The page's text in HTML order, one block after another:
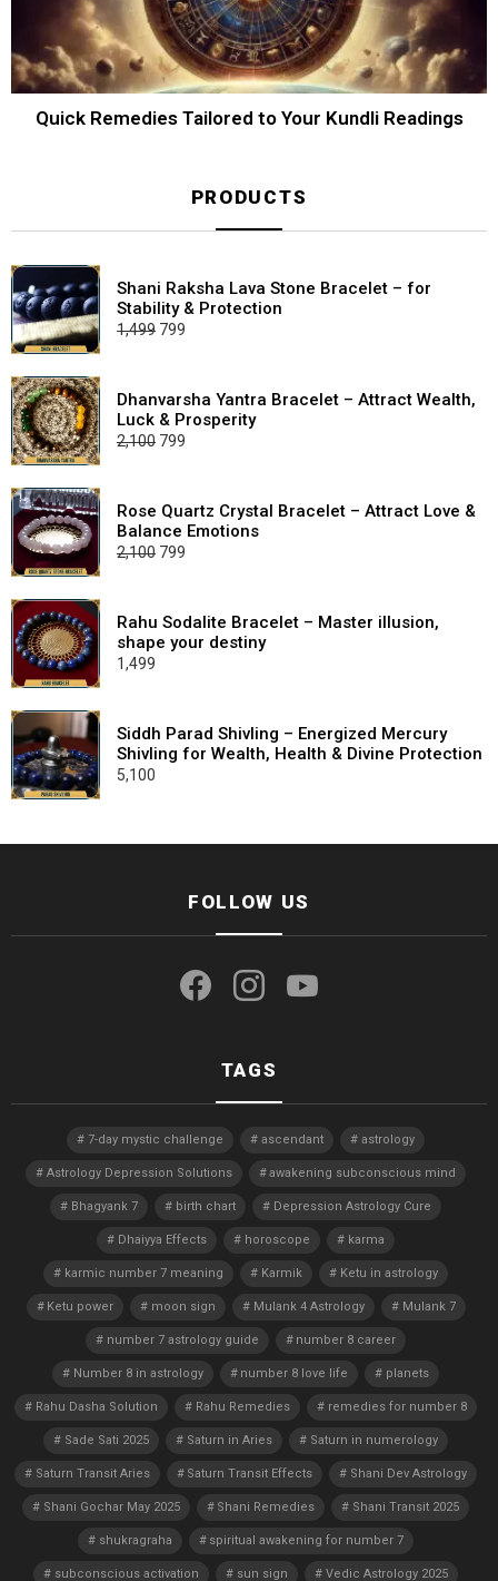
Quick Remedies Tailored to Your Kundli Readings
PRODUCTS
Shani Raksha Lava Stone Bracelet – for
Stability & Protection
1,499 Original
₹1,499.
799
₹799.
Dhanvarsha Yantra Bracelet – Attract Wealth,
Luck & Prosperity
2,100 Original
₹2,100.
799
₹799.
Rose Quartz Crystal Bracelet – Attract Love &
Balance Emotions
2,100 Original
₹2,100.
799
₹799.
Rahu Sodalite Bracelet – Master illusion,
shape your destiny
1,499
Siddh Parad Shivling – Energized Mercury
Shivling for Wealth, Health & Divine Protection
5,100
FOLLOW US
TAGS
7-day mystic challenge ascendant astrology
Astrology Depression Solutions awakening subconscious mind
Bhagyank 7 birth chart Depression Astrology Cure
Dhaiyya Effects horoscope karma
karmic number 7 meaning Karmik Ketu in astrology
Ketu power moon sign Mulank 4 Astrology Mulank 7
number 7 astrology guide number 8 career
Number 8 in astrology number 8 love life planets
Rahu Dasha Solution Rahu Remedies remedies for number 8
Sade Sati 2025 Saturn in Aries Saturn in numerology
Saturn Transit Aries Saturn Transit Effects Shani Dev Astrology
Shani Gochar May 2025 Shani Remedies Shani Transit 2025
shukragraha spiritual awakening for number 7
subconscious activation sun sign Vedic Astrology 2025